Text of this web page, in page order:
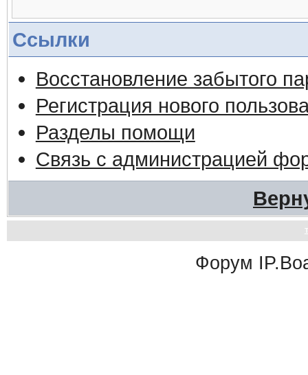
Ссылки
Восстановление забытого
Регистрация нового
Разделы помощи
Связь с администрацией
Форум